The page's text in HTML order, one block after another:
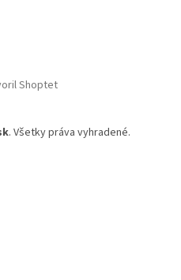
Shoptet
. Všetky práva vyhradené.